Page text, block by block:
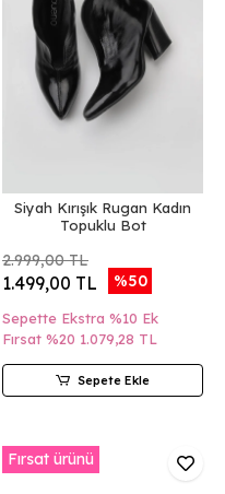
Siyah Kırışık Rugan Kadın
Topuklu Bot
2.999,00 TL
1.499,00 TL %50
Sepette Ekstra %10 Ek
Fırsat %20 1.079,28 TL
Sepete Ekle
Fırsat ürünü